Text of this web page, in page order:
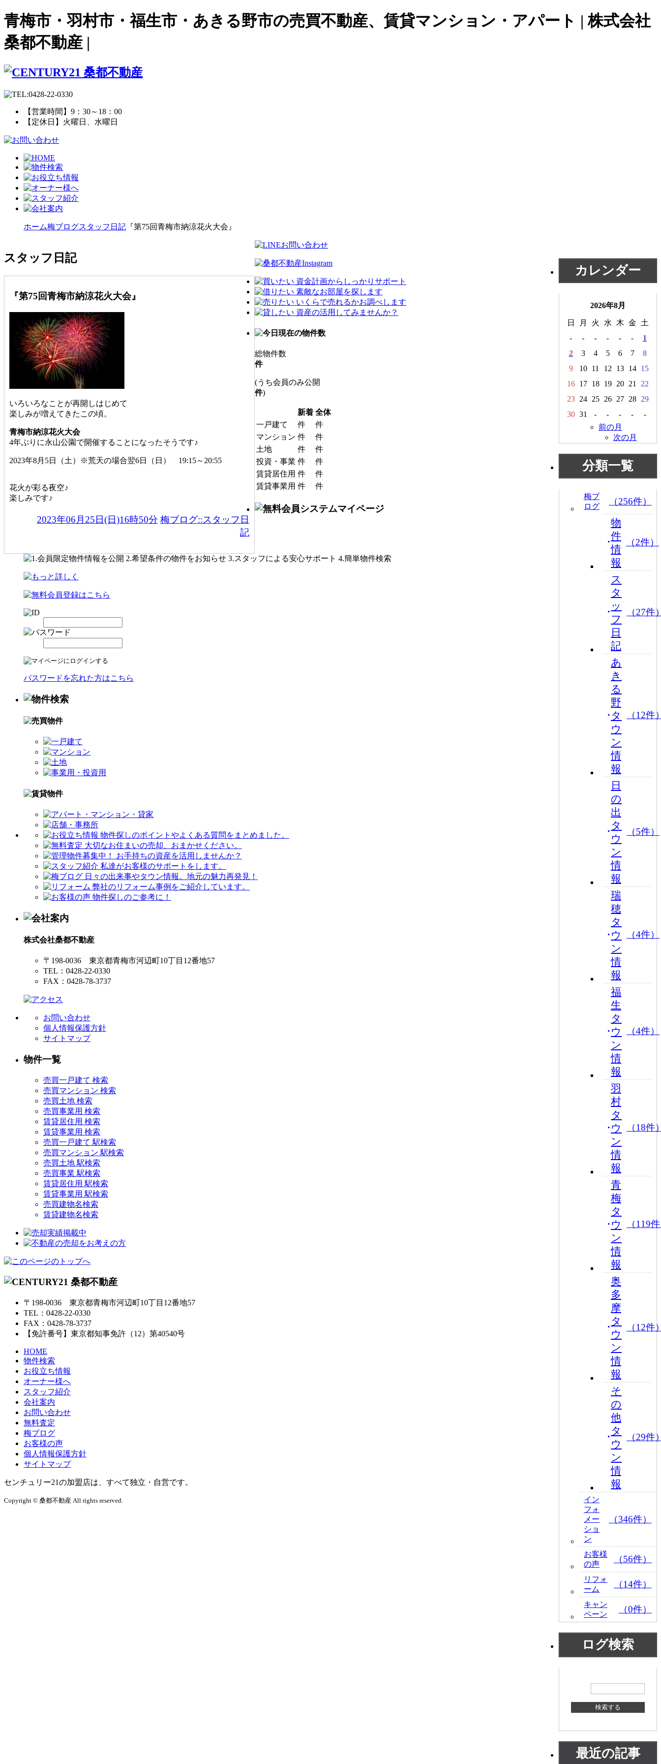
青梅市・羽村市・福生市・あきる野市の売買不動産、賃貸マンション・アパート | 株式会社
桑都不動産 |
【営業時間】9：30～18：00
【定休日】火曜日、水曜日
ホーム梅ブログスタッフ日記 『第75回青梅市納涼花火大会』
スタッフ日記
『第75回青梅市納涼花火大会』
いろいろなことが再開しはじめて
楽しみが増えてきたこの頃。
青梅市納涼花火大会
4年ぶりに永山公園で開催することになったそうです♪
2023年8月5日（土）※荒天の場合翌6日（日） 19:15～20:55
花火が彩る夜空♪
楽しみです♪
2023年06月25日(日)16時50分 梅ブログ::スタッフ日
記
カレンダー
2026年8月
日 月 火 水 木 金
土
-
- - - - -
1
2
3 4 5 6 7
8
9
10 11 12 13 14
15
16
17 18 19 20 21
22
23
24 25 26 27 28
29
30 31 - - - -
-
前の月
次の月
分類一覧
梅ブ
ログ
（256件）
物
件
情
報
（2件）
ス
タ
ッ
フ
日
記
（27件
あ
き
る
野
タ
ウ
ン
情
報
（12件
日
の
出
タ
ウ
ン
情
報
（5件）
瑞
穂
タ
ウ
ン
情
報
（4件）
福
生
タ
ウ
ン
情
報
（4件）
羽
村
タ
ウ
ン
情
報
（18件
青
梅
タ
ウ
ン
情
報
（119
奥
多
摩
タ
ウ
ン
情
報
（12件
そ
の
他
タ
ウ
ン
情
報
（29件
イン
フォ
メー
ショ
ン
（346件）
お客様
の声
（56件）
リフォ
ーム
（14件）
キャン
ペーン
（0件）
ログ検索
最近の記事
総物件数
件
(うち会員のみ公開
件)
新着 全体
一戸建て
件
件
マンション 件
件
土地
件
件
投資・事業 件
件
賃貸居住用 件
件
賃貸事業用 件 件
パスワードを忘れた方はこちら
株式会社桑都不動産
〒198-0036 東京都青梅市河辺町10丁目12番地57
TEL：0428-22-0330
FAX：0428-78-3737
お問い合わせ
個人情報保護方針
サイトマップ
物件一覧
売買一戸建て 検索
売買マンション 検索
売買土地 検索
売買事業用 検索
賃貸居住用 検索
賃貸事業用 検索
売買一戸建て 駅検索
売買マンション 駅検索
売買土地 駅検索
売買事業 駅検索
賃貸居住用 駅検索
賃貸事業用 駅検索
売買建物名検索
賃貸建物名検索
〒198-0036 東京都青梅市河辺町10丁目12番地57
TEL：0428-22-0330
FAX：0428-78-3737
【免許番号】東京都知事免許（12）第40540号
HOME
物件検索
お役立ち情報
オーナー様へ
スタッフ紹介
会社案内
お問い合わせ
無料査定
梅ブログ
お客様の声
個人情報保護方針
サイトマップ
センチュリー21の加盟店は、すべて独立・自営です。
Copyright © 桑都不動産 All rights reserved.